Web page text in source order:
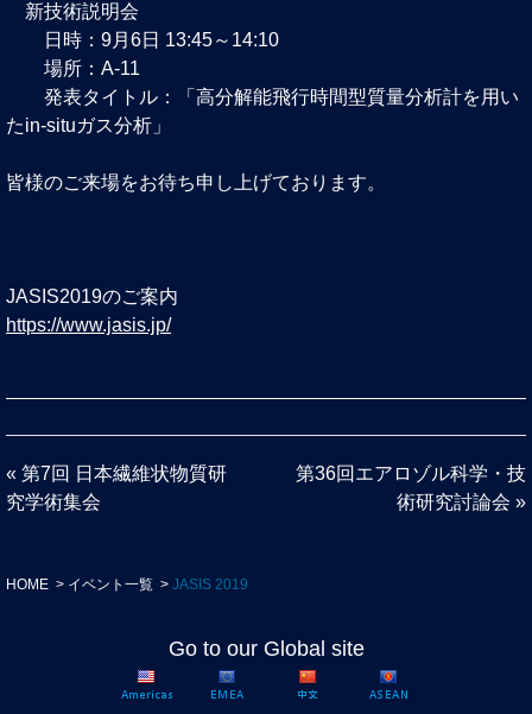
新技術説明会
日時：9月6日 13:45～14:10
場所：A-11
発表タイトル：「高分解能飛行時間型質量分析計を用い
たin-situガス分析」
皆様のご来場をお待ち申し上げております。
JASIS2019のご案内
https://www.jasis.jp/
« 第7回 日本繊維状物質研
究学術集会
第36回エアロゾル科学・技
術研究討論会 »
HOME イベント一覧 JASIS 2019
Go to our Global site